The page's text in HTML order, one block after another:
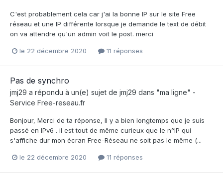
C'est probablement cela car j'ai la bonne IP sur le site Free
réseau et une IP différente lorsque je demande le text de débit
on va attendre qu'un admin voit le post. merci
le 22 décembre 2020 11 réponses
Pas de synchro
jmj29 a répondu à un(e) sujet de jmj29 dans "ma ligne" -
Service Free-reseau.fr
Bonjour, Merci de ta réponse, Il y a bien longtemps que je suis
passé en IPv6 . il est tout de même curieux que le n°IP qui
s'affiche dur mon écran Free-Réseau ne soit pas le même (...
le 22 décembre 2020 11 réponses